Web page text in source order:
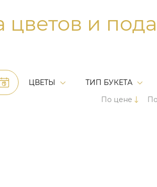
цветов и
ЦВЕТЫ ТИП БУКЕТА
По цене